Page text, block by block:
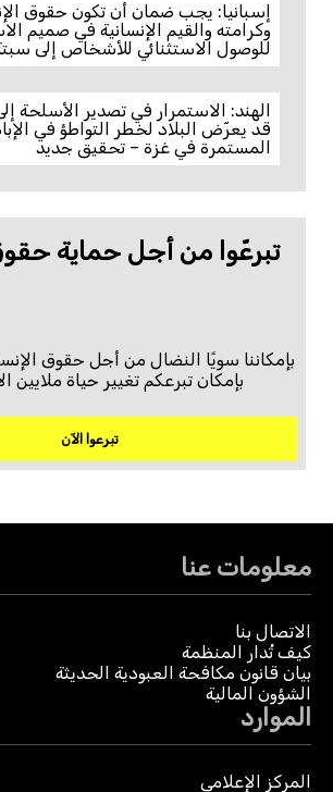
إسبانيا: يجب ضمان أن تكون حقوق
وكرامته والقيم الإنسانية في صميم
للوصول الاستثنائي للأشخاص إلى
الهند: الاستمرار في تصدير الأسلحة
قد يعرّض البلاد لخطر التواطؤ في
المستمرة في غزة – تحقيق جديد
تبرعّوا من أجل حماية
بإمكاننا سويًا النضال من أجل حقوق
بإمكان تبرعكم تغيير حياة
تبرعوا الآن
معلومات عنا
الاتصال بنا
كيف تُدار المنظمة
بيان قانون مكافحة العبودية الحديثة
الشؤون المالية
الموارد
المركز الإعلامي